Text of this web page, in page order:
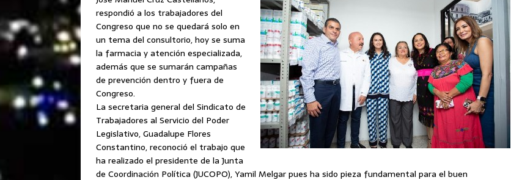
respondió a los trabajadores del
Congreso que no se quedará solo en
un tema del consultorio, hoy se suma
la farmacia y atención especializada,
además que se sumarán campañas
de prevención dentro y fuera de
Congreso.
La secretaria general del Sindicato de
Trabajadores al Servicio del Poder
Legislativo, Guadalupe Flores
Constantino, reconoció el trabajo que
ha realizado el presidente de la Junta
de Coordinación Política (JUCOPO), Yamil Melgar pues ha sido pieza fundamental para el buen